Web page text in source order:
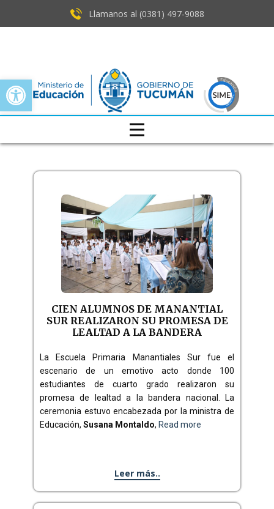
Open toolbar
Llamanos al (0381) ​497-9088
CIEN ALUMNOS DE MANANTIAL
SUR REALIZARON SU PROMESA DE
LEALTAD A LA BANDERA
La Escuela Primaria Manantiales Sur fue el
escenario de un emotivo acto donde 100
estudiantes de cuarto grado realizaron su
promesa de lealtad a la bandera nacional. La
ceremonia estuvo encabezada por la ministra de
Educación, Susana Montaldo, Read more
Leer más..